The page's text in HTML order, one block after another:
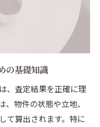
の基礎知識
、査定結果を正確に理
物件の状態や立地、
て算出されます。特に